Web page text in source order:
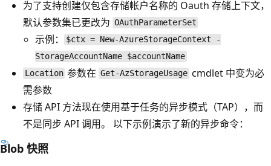
为了支持创建仅包含存储帐户名称的 Oauth 存储上下文，
默认参数集已更改为 OAuthParameterSet
示例：
$ctx = New-AzureStorageContext -
StorageAccountName $accountName
Location 参数在 Get-AzStorageUsage cmdlet 中变为必
需参数
存储 API 方法现在使用基于任务的异步模式（TAP），而
不是同步 API 调用。 以下示例演示了新的异步命令：
Blob 快照